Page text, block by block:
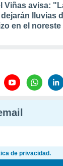
Viñas avisa:
lluvias
en el
de privacidad.